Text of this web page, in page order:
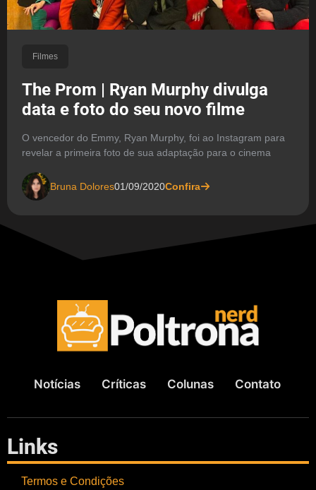
Filmes
The Prom | Ryan Murphy divulga
data e foto do seu novo filme
O vencedor do Emmy, Ryan Murphy, foi ao Instagram para
revelar a primeira foto de sua adaptação para o cinema
Bruna Dolores01/09/2020Confira
Notícias Críticas Colunas Contato
Links
Termos e Condições